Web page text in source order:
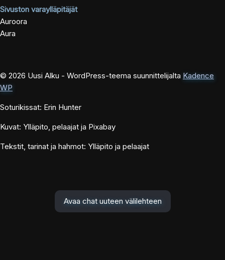
Sivuston varaylläpitäjät
Auroora
Aura
© 2026 Uusi Alku - WordPress-teema suunnittelijalta Kadence
WP
Soturikissat: Erin Hunter
Kuvat: Ylläpito, pelaajat ja Pixabay
Tekstit, tarinat ja hahmot: Ylläpito ja pelaajat
Avaa chat uuteen välilehteen